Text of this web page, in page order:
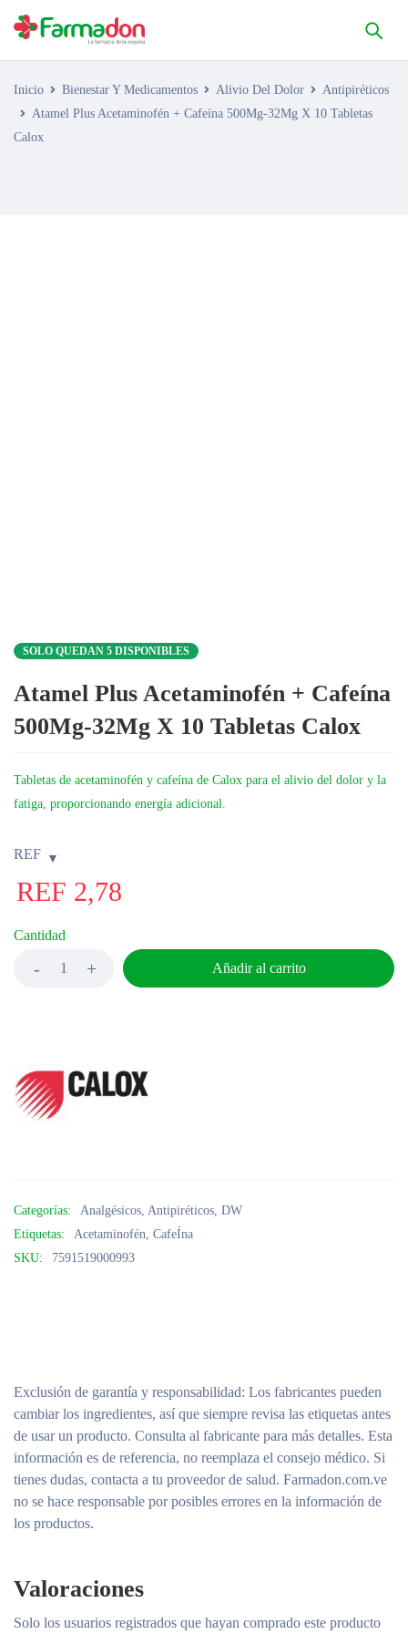
Inicio Bienestar Y Medicamentos Alivio Del Dolor
Antipiréticos
Atamel Plus Acetaminofén + Cafeína 500Mg-32Mg X 10 Tabletas
Calox
SOLO QUEDAN 5 DISPONIBLES
Atamel Plus Acetaminofén + Cafeína
500Mg-32Mg X 10 Tabletas Calox
Tabletas de acetaminofén y cafeína de Calox para el alivio del dolor y la
fatiga, proporcionando energía adicional.
REF
REF 2,78
Cantidad
Añadir al carrito
Categorías: Analgésicos, Antipiréticos, DW
Etiquetas:
Acetaminofén, CafeÍna
SKU:
7591519000993
Exclusión de garantía y responsabilidad: Los fabricantes pueden
cambiar los ingredientes, así que siempre revisa las etiquetas antes
de usar un producto. Consulta al fabricante para más detalles. Esta
información es de referencia, no reemplaza el consejo médico. Si
tienes dudas, contacta a tu proveedor de salud. Farmadon.com.ve
no se hace responsable por posibles errores en la información de
los productos.
Valoraciones
Solo los usuarios registrados que hayan comprado este producto